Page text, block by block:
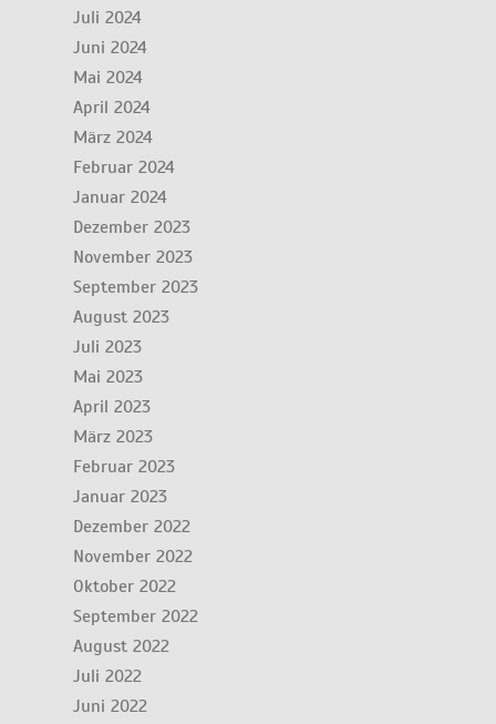
Juli 2024
Juni 2024
Mai 2024
April 2024
März 2024
Februar 2024
Januar 2024
Dezember 2023
November 2023
September 2023
August 2023
Juli 2023
Mai 2023
April 2023
März 2023
Februar 2023
Januar 2023
Dezember 2022
November 2022
Oktober 2022
September 2022
August 2022
Juli 2022
Juni 2022